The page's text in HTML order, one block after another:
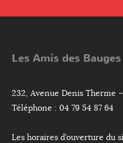
Les Amis des Bauges
232, Avenue Denis Therme
Téléphone : 04 79 54 87 64
Les horaires d’ouverture du